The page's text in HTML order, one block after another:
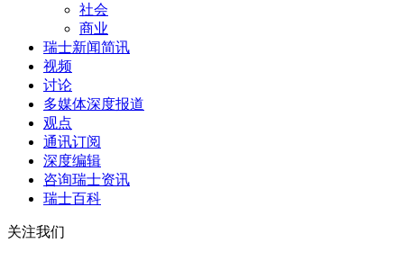
社会
商业
瑞士新闻简讯
视频
讨论
多媒体深度报道
观点
通讯订阅
深度编辑
咨询瑞士资讯
瑞士百科
关注我们